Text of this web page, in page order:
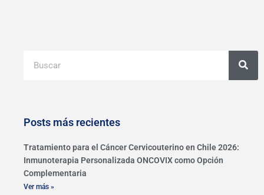
Posts más recientes
Tratamiento para el Cáncer Cervicouterino en Chile 2026:
Inmunoterapia Personalizada ONCOVIX como Opción
Complementaria
Ver más »